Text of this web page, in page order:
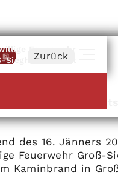
Feuerwehr
Siegharts-Stadt
Zurück
des 16. Jänners
Feuerwehr Groß-
Kaminbrand in